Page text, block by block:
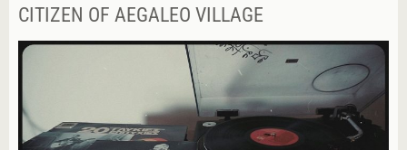
CITIZEN OF AEGALEO VILLAGE